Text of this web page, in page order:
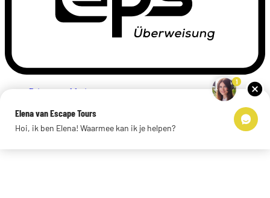
Privacyverklaring
Links
© 2026 Escape Tours
1
Elena van Escape Tours
Hoi, ik ben Elena! Waarmee kan ik je helpen?